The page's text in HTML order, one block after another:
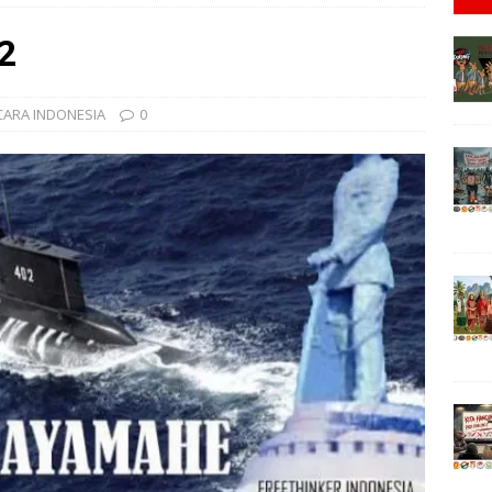
“TAHUN 2029, GILIRAN PRESIDEN SIPIL LAGI?”
Parta Adi, Bali #SahabatKPK! “TERIMAKASIH BUPATI BANGLI,
“MISTERI 10 POHON & NINJA BANDUNG !?”
EDITORIAL
PRESIDEN SIPIL!
DAERAH/DESA
“PANGLIMA KRAKEN PENJAGA SAMPALI,DELI
“RELAWAN JOKOWI TOLAK MENTAN DIRESHUFFLE
INDONESIA 0